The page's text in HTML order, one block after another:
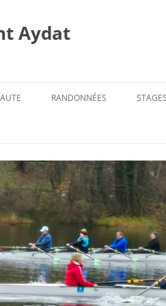
Aydat
RANDONNÉES STAGES